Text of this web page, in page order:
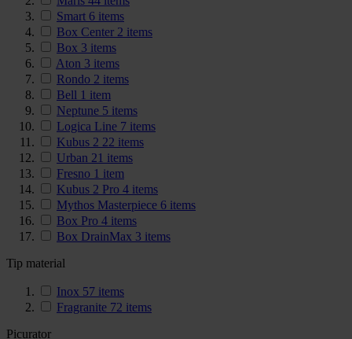
Smart 6 items
Box Center 2 items
Box 3 items
Aton 3 items
Rondo 2 items
Bell 1 item
Neptune 5 items
Logica Line 7 items
Kubus 2 22 items
Urban 21 items
Fresno 1 item
Kubus 2 Pro 4 items
Mythos Masterpiece 6 items
Box Pro 4 items
Box DrainMax 3 items
Tip material
Inox 57 items
Fragranite 72 items
Picurator